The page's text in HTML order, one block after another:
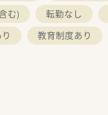
む) 転勤なし
教育制度あり